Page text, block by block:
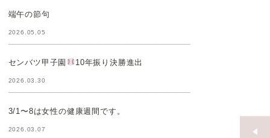
端午の節句
2026.05.05
センバツ甲子園 10年振り決勝進出
2026.03.30
3/1〜8は女性の健康週間です。
2026.03.07